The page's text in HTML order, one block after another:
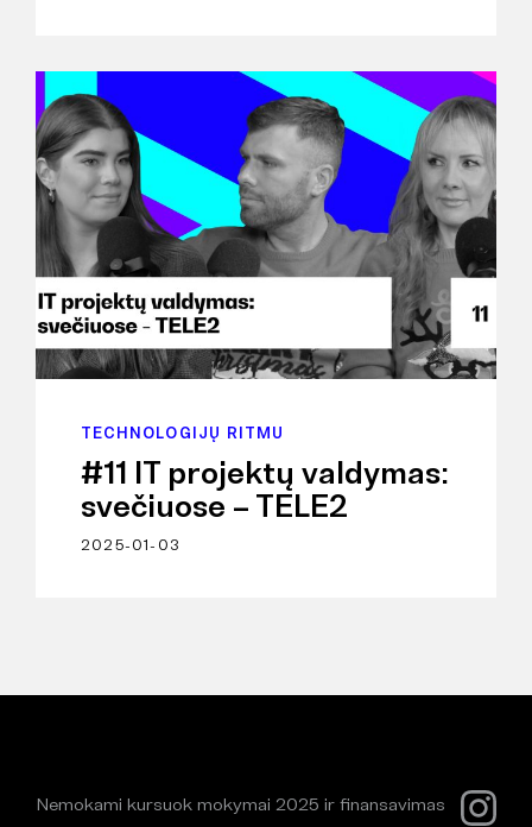
TECHNOLOGIJŲ RITMU
#11 IT projektų valdymas:
svečiuose – TELE2
2025-01-03
Nemokami kursuok mokymai 2025 ir finansavimas